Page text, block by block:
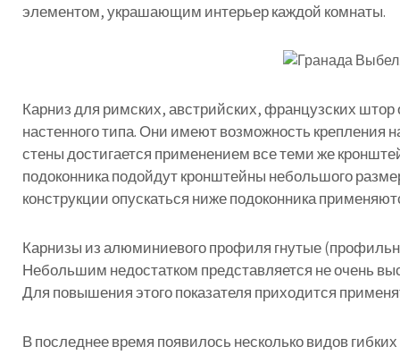
элементом,украшающим интерьеркаждой комнаты.
Карниздля римских,австрийских,французских штор
настенноготипа.Они имеютвозможность крепления
стеныдостигается применением всетемиже
подоконникаподойдуткронштейны небольшого
конструкцииопускаться нижеподоконника
Карнизы изалюминиевогопрофиля гнутые(
Небольшим недостатком представляется неочень
Для повышенияэтогопоказателя приходится
Впоследнеевремя появилось нескольковидовгибких